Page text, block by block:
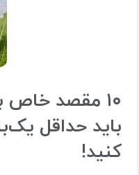
۱۰ مقصد خاص
باید حداقل
کنید!